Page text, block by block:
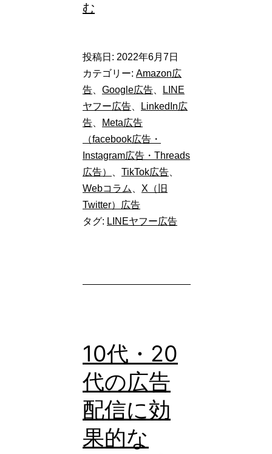
む
ゲ
テ
ィ
ン
グ
広
告
（リ
グ
広
告）
の
効
投稿日: 2022年6月7日
カテゴリー: Amazon広
告
Google広告
LINE
ヤフー広告
LinkedIn広
告
Meta広告
（facebook広告・
Instagram広告・Threads
広告）
TikTok広告
Webコラム
X（旧
Twitter）広告
タグ: LINEヤフー広告
10代・20
代の広告
配信に効
果的な